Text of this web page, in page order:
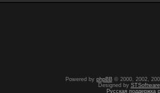
Powered by phpBB© 2000, 2002,
Designed by STSoftware
Русская поддержка